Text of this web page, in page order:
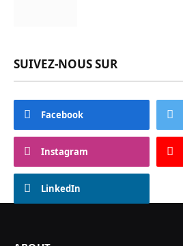
SUIVEZ-NOUS SUR
Facebook
Instagram
LinkedIn